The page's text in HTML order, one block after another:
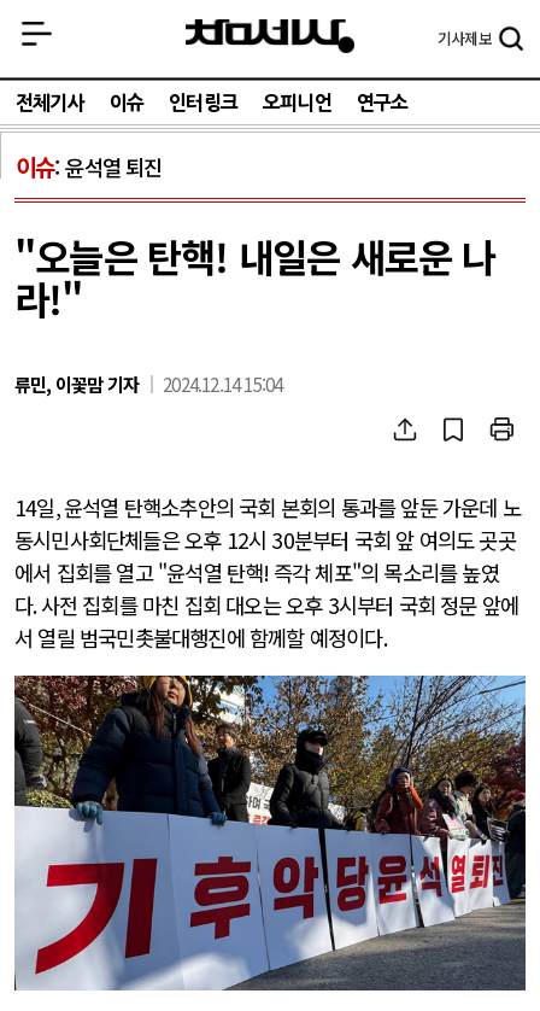
기사제보
전체기사 이슈 인터링크 오피니언 연구소
이슈 윤석열 퇴진
"오늘은 탄핵! 내일은 새로운 나
라!"
류민, 이꽃맘 기자 2024.12.14 15:04
14일,윤석열 탄핵소추안의 국회 본회의 통과를 앞둔 가운데 노
동시민사회단체들은 오후 12시 30분부터 국회 앞 여의도 곳곳
에서 집회를 열고 "윤석열 탄핵!즉각 체포"의 목소리를 높였
다.사전 집회를 마친 집회 대오는 오후 3시부터 국회 정문 앞에
서 열릴 범국민촛불대행진에 함께할 예정이다.